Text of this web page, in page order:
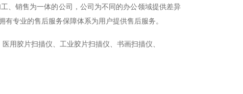
销售为一体的公司，公司为不同的办公领域提供差异
专业的售后服务保障体系为用户提供售后服务。
用胶片扫描仪、工业胶片扫描仪、 书画扫描仪、